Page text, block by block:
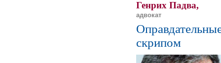
Генрих Падва,
адвокат
скрипом